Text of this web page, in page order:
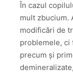
În cazul
mult zbucium.
modificări de
problemele, ci
precum și